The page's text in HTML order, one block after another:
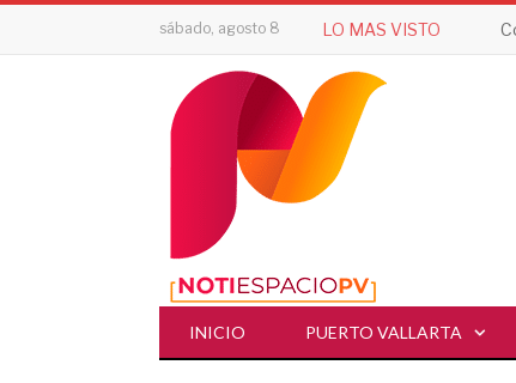
sábado, agosto 8 LO MAS VISTO
INICIO PUERTO VALLARTA